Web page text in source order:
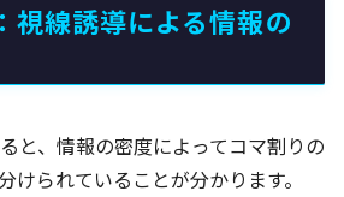
視線誘導による情報の
と、情報の密度によってコマ割りの
けられていることが分かります。